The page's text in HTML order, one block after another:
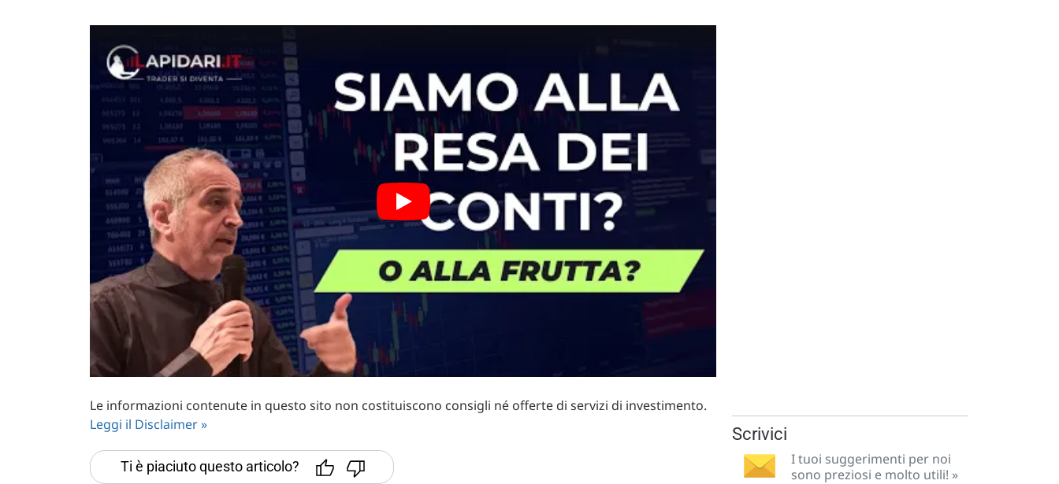
Le informazioni contenute in questo sito non costituiscono consigli né offerte di servizi di investimento.
Leggi il Disclaimer »
Ti è piaciuto questo articolo?
Scrivici
I tuoi suggerimenti per noi
sono preziosi e molto utili! »